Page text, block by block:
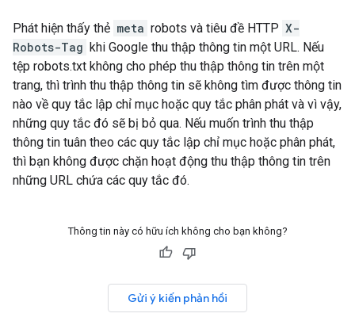
Phát hiện thấy thẻ meta robots và tiêu đề HTTP X-
Robots-Tag khi Google thu thập thông tin một URL. Nếu
tệp robots.txt không cho phép thu thập thông tin trên một
trang, thì trình thu thập thông tin sẽ không tìm được thông tin
nào về quy tắc lập chỉ mục hoặc quy tắc phân phát và vì vậy,
những quy tắc đó sẽ bị bỏ qua. Nếu muốn trình thu thập
thông tin tuân theo các quy tắc lập chỉ mục hoặc phân phát,
thì bạn không được chặn hoạt động thu thập thông tin trên
những URL chứa các quy tắc đó.
Thông tin này có hữu ích không cho bạn không?
Gửi ý kiến phản hồi